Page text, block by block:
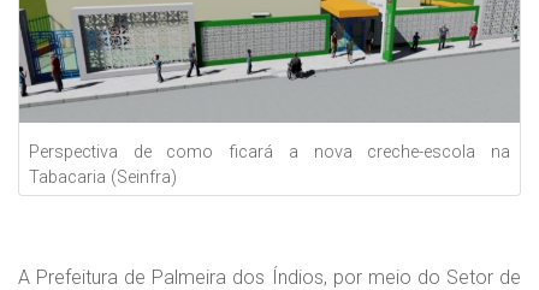
Perspectiva de como ficará a nova creche-escola na
Tabacaria (Seinfra)
A Prefeitura de Palmeira dos Índios, por meio do Setor de